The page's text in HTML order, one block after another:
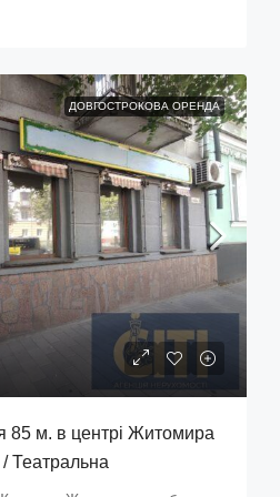
ДОВГОСТРОКОВА ОРЕНДА
85 м. в центрі Житомира
Театральна